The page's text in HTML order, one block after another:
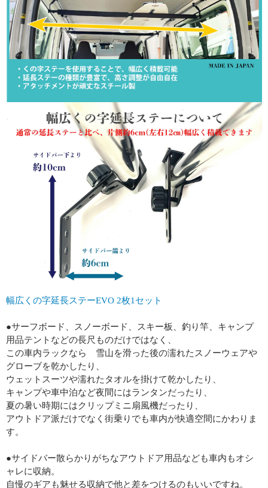
幅広くの字延長ステーEVO 2枚1セット
●サーフボード、スノーボード、スキー板、釣り竿、キャンプ
用品テントなどの長尺ものだけではなく、
この車内ラックなら 雪山を滑った後の濡れたスノーウェアや
グローブを乾かしたり、
ウェットスーツや濡れたタオルを掛けて乾かしたり、
キャンプや車中泊など夜間にはランタンだったり、
夏の暑い時期にはクリップミニ扇風機だったり、
アウトドア派だけでなく街乗りでも車内が快適空間にかわりま
す。
●サイドバー散らかりがちなアウトドア用品なども車内もオシ
ャレに収納。
自慢のギアも魅せる収納で他と差をつけるのもいいですね。